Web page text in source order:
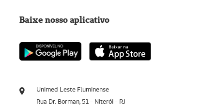
Unimed Leste Fluminense
Rua Dr. Borman, 51 - Niterói - RJ
Baixe nosso aplicativo